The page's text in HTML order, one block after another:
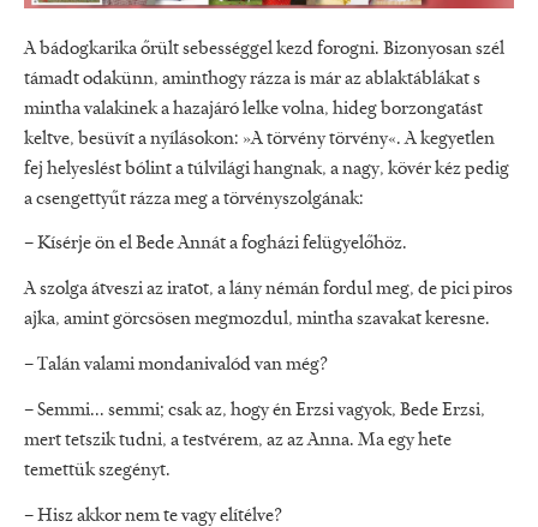
A bádogkarika őrült sebességgel kezd forogni. Bizonyosan szél
támadt odakünn, aminthogy rázza is már az ablaktáblákat s
mintha valakinek a hazajáró lelke volna, hideg borzongatást
keltve, besüvít a nyílásokon: »A törvény törvény«. A kegyetlen
fej helyeslést bólint a túlvilági hangnak, a nagy, kövér kéz pedig
a csengettyűt rázza meg a törvényszolgának:
– Kísérje ön el Bede Annát a fogházi felügyelőhöz.
A szolga átveszi az iratot, a lány némán fordul meg, de pici piros
ajka, amint görcsösen megmozdul, mintha szavakat keresne.
– Talán valami mondanivalód van még?
– Semmi... semmi; csak az, hogy én Erzsi vagyok, Bede Erzsi,
mert tetszik tudni, a testvérem, az az Anna. Ma egy hete
temettük szegényt.
– Hisz akkor nem te vagy elítélve?